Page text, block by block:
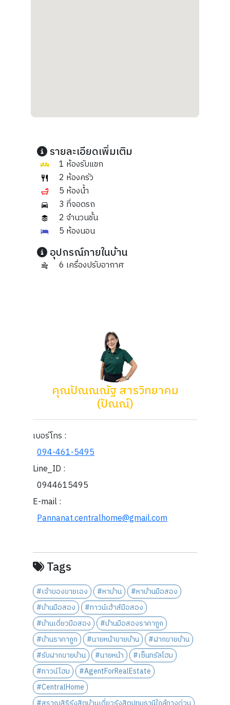
รายละเอียดเพิ่มเติม
1 ห้องรับแขก
2 ห้องครัว
5 ห้องน้ำ
3 ที่จอดรถ
2 จำนวนชั้น
5 ห้องนอน
อุปกรณ์ภายในบ้าน
6 เครื่องปรับอากาศ
คุณปัณณณัฐ สารวิทยาคม
(ปัณณ์)
เบอร์โทร :
094-461-5495
Line_ID :
0944615495
E-mail :
Pannanat.centralhome@gmail.com
Tags
#เจ้าของขายเอง #หาบ้าน
#หาบ้านมือสอง
#บ้านมือสอง
#ทาวน์เฮ้าส์มือสอง
#บ้านเดี่ยวมือสอง
#บ้านมือสองราคาถูก
#บ้านราคาถูก
#นายหน้าขายบ้าน
#ฝากขายบ้าน
#รับฝากขายบ้าน
#นายหน้า
#เซ็นทรัลโฮม
#ทาวน์โฮม
#AgentForRealEstate
#CentralHome